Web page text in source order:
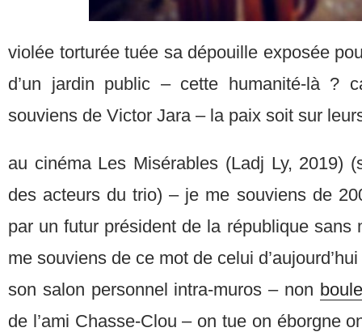
violée torturée tuée sa dépouille exposée
d’un jardin public – cette humanité-là ?
souviens de Victor Jara – la paix soit sur
au cinéma Les Misérables (Ladj Ly, 2019)
des acteurs du trio) – je me souviens de
par un futur président de la république sans
me souviens de ce mot de celui
son salon personnel intra-muros – non
de l’ami Chasse-Clou – on tue on éborgne